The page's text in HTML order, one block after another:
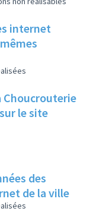
internet
Choucrouterie
le site
des
de la ville